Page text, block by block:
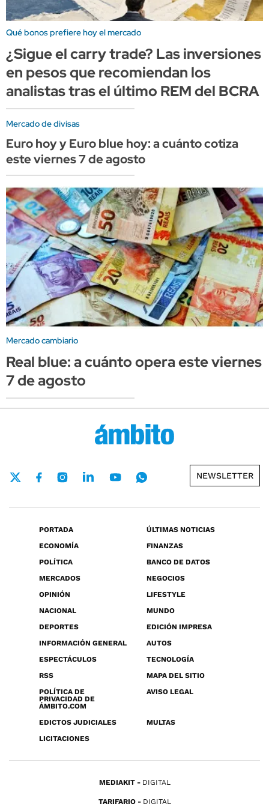
Qué bonos prefiere hoy el mercado
¿Sigue el carry trade? Las inversiones
en pesos que recomiendan los
analistas tras el último REM del BCRA
Mercado de divisas
Euro hoy y Euro blue hoy: a cuánto cotiza
este viernes 7 de agosto
Mercado cambiario
Real blue: a cuánto opera este viernes
7 de agosto
NEWSLETTER
PORTADA
ÚLTIMAS NOTICIAS
ECONOMÍA
FINANZAS
POLÍTICA
BANCO DE DATOS
MERCADOS
NEGOCIOS
OPINIÓN
LIFESTYLE
NACIONAL
MUNDO
DEPORTES
EDICIÓN IMPRESA
INFORMACIÓN GENERAL
AUTOS
ESPECTÁCULOS
TECNOLOGÍA
RSS
MAPA DEL SITIO
POLÍTICA DE
PRIVACIDAD DE
ÁMBITO.COM
AVISO LEGAL
EDICTOS JUDICIALES
MULTAS
LICITACIONES
MEDIAKIT DIGITAL
TARIFARIO DIGITAL